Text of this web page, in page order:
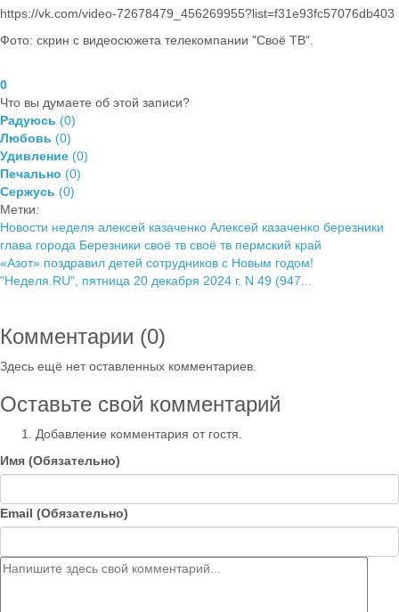
https://vk.com/video-72678479_456269955?list=f31e93fc57076db403
Фото: скрин с видеосюжета телекомпании "Своё ТВ".
0
Что вы думаете об этой записи?
Радуюсь (0)
Любовь (0)
Удивление (0)
Печально (0)
Сержусь (0)
Метки:
Новости неделя алексей казаченко Алексей казаченко березники
глава города Березники своё тв своё тв пермский край
«Азот» поздравил детей сотрудников с Новым годом!
"Неделя.RU", пятница 20 декабря 2024 г. N 49 (947...
Комментарии (0)
Здесь ещё нет оставленных комментариев.
Оставьте свой комментарий
Добавление комментария от гостя.
Имя (Обязательно)
Email (Обязательно)